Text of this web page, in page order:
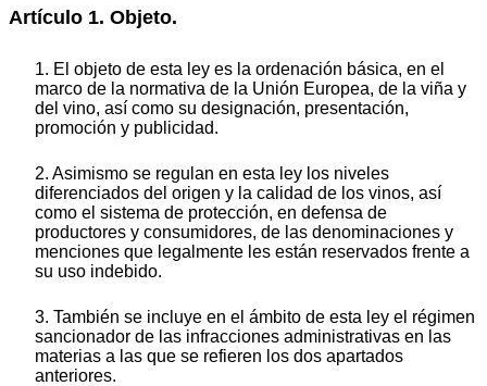
Artículo 1. Objeto.
1. El objeto de esta ley es la ordenación básica, en el
marco de la normativa de la Unión Europea, de la viña y
del vino, así como su designación, presentación,
promoción y publicidad.
2. Asimismo se regulan en esta ley los niveles
diferenciados del origen y la calidad de los vinos, así
como el sistema de protección, en defensa de
productores y consumidores, de las denominaciones y
menciones que legalmente les están reservados frente a
su uso indebido.
3. También se incluye en el ámbito de esta ley el régimen
sancionador de las infracciones administrativas en las
materias a las que se refieren los dos apartados
anteriores.